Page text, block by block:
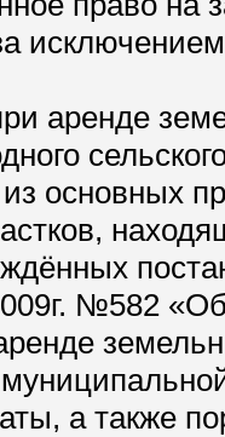
аренде
основных
№582
а также